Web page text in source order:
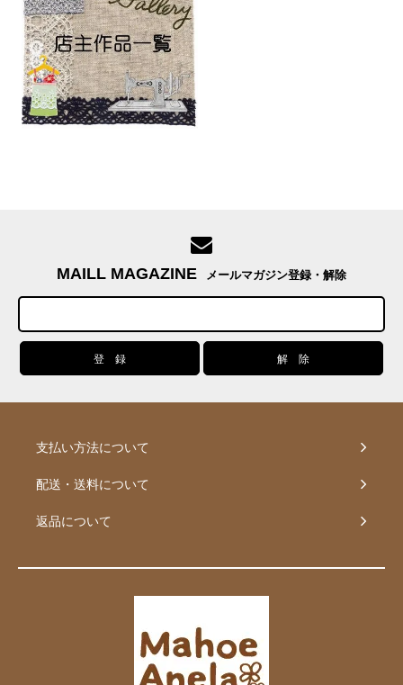
MAILL MAGAZINE メールマガジン登録・解除
支払い方法について
配送・送料について
返品について